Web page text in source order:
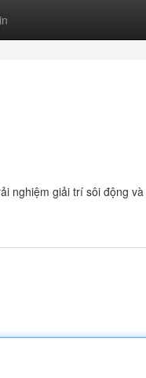
nghiệm giải trí sôi động